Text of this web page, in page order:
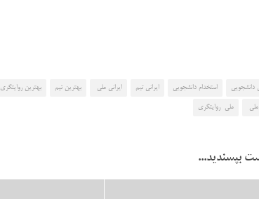
دانشجویی استخدام دانشجویی ایرانی تیم ایرانی ملی بهترین تیم بهترین روایتگری
ملی روایتگری
بپسندید...